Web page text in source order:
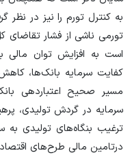
به کنترل تورم را نیز در
تورمی ناشی از فشار تقاضای
است به افزایش توان مالی
کفایت سرمایه بانک‌ها،
مسیر صحیح اعتباردهی
سرمایه در گردش تولیدی،
ترغیب بنگاه‌های تولیدی به
درتامین مالی طرح‌های